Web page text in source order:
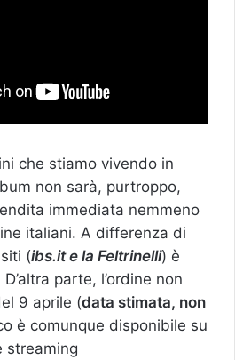
che stiamo vivendo in
non sarà, purtroppo,
immediata nemmeno
italiani. A differenza di
(ibs.it e la Feltrinelli) è
parte, l’ordine non
9 aprile (data stimata, non
è comunque disponibile su
streaming